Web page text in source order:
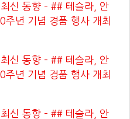
신 동향 – ## 테슬라, 안
주년 기념 경품 행사 개최
신 동향 – ## 테슬라, 안
주년 기념 경품 행사 개최
신 동향 – ## 테슬라, 안